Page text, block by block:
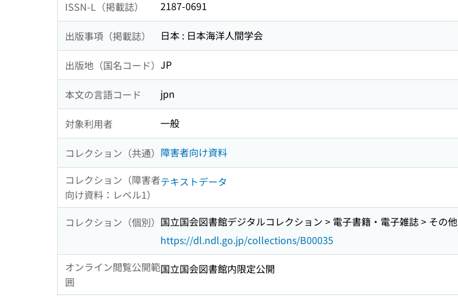
ISSN-L（掲載誌） 2187-0691
出版事項（掲載誌） 日本 : 日本海洋人間学会
出版地（国名コード） JP
本文の言語コード jpn
対象利用者 一般
コレクション（共通） 障害者向け資料
コレクション（障害者
向け資料：レベル1）
テキストデータ
コレクション（個別） 国立国会図書館デジタルコレクション > 電子書籍・電子雑誌 > その他
https://dl.ndl.go.jp/collections/B00035
オンライン閲覧公開範
囲
国立国会図書館内限定公開